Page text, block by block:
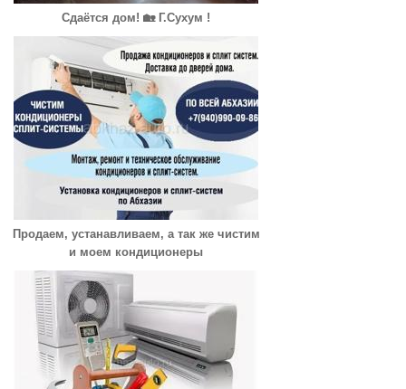
Сдаётся дом! 🏡 Г.Сухум !
Продаем, устанавливаем, а так же чистим
и моем кондиционеры